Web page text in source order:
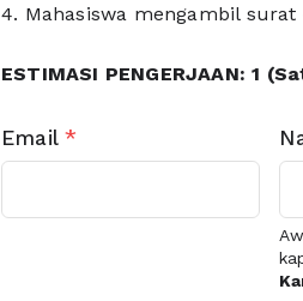
4. Mahasiswa mengambil
ESTIMASI PENGERJAAN: 1
Email*